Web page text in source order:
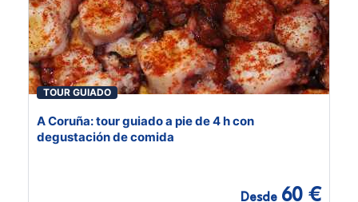
TOUR GUIADO
A Coruña: tour guiado a pie de 4 h con
degustación de comida
Desde 60 €